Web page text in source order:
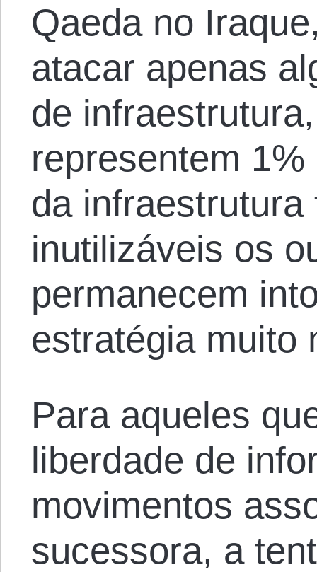
Qaeda no
atacar apenas
de
representem
da
inutilizáveis os
permanecem
estratégia muito
Para aqueles
liberdade de
movimentos
sucessora, a